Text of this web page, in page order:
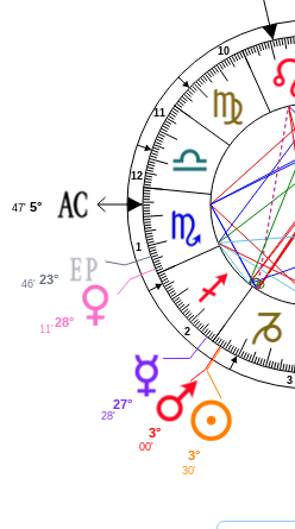
1
2
3
10
11
12
5°
47'
23°
46'
28°
11'
27°
28'
3°
00'
3°
30'